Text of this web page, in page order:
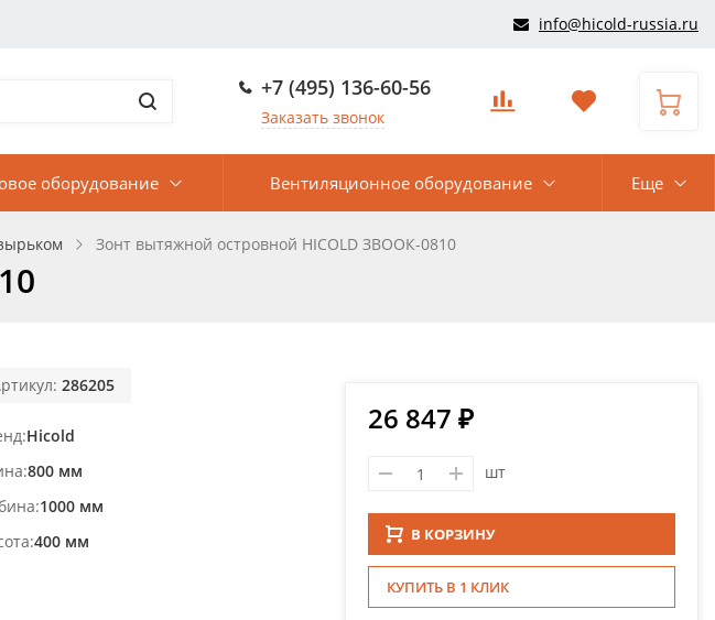
info@hicold-russia.ru
+7 (495) 136-60-56
Заказать звонок
оборудование Вентиляционное оборудование Еще
Зонт вытяжной островной HICOLD ЗВООК-0810
286205
Hicold
800 мм
1000 мм
400 мм
26 847 ₽
шт
В КОРЗИНУ
КУПИТЬ В 1 КЛИК